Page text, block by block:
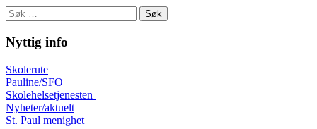
Søk
etter:
Nyttig info
Skolerute
Pauline/SFO
Skolehelsetjenesten
Nyheter/aktuelt
St. Paul menighet